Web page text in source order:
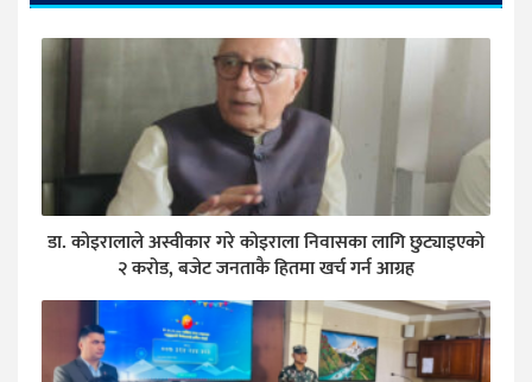
डा. कोइरालाले अस्वीकार गरे कोइराला निवासका लागि छुट्याइएको
२ करोड, बजेट जनताकै हितमा खर्च गर्न आग्रह